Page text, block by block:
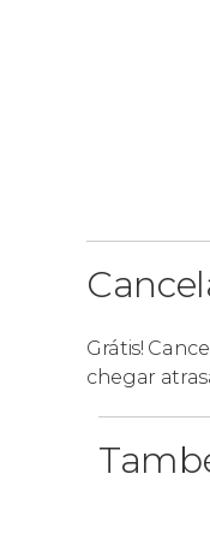
Este tour
Leme,
Aos
na rodovia
Grátis!
chegar